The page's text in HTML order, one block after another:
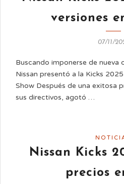
versiones
07/11/
Buscando imponerse de nueva
Nissan presentó a la Kicks
Show Después de una exitosa
sus directivos, agotó …
Nissan Kicks
precios